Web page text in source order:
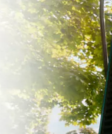
Plenitude On The Road